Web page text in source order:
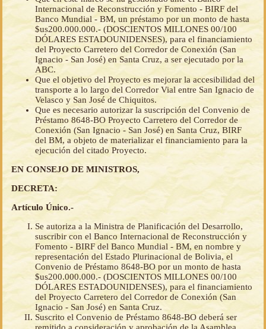
Internacional de Reconstrucción y Fomento - BIRF del
Banco Mundial - BM, un préstamo por un monto de hasta
$us200.000.000.- (DOSCIENTOS MILLONES 00/100
DÓLARES ESTADOUNIDENSES), para el financiamiento
del Proyecto Carretero del Corredor de Conexión (San
Ignacio - San José) en Santa Cruz, a ser ejecutado por la
ABC.
Que el objetivo del Proyecto es mejorar la accesibilidad del
transporte a lo largo del Corredor Vial entre San Ignacio de
Velasco y San José de Chiquitos.
Que es necesario autorizar la suscripción del Convenio de
Préstamo 8648-BO Proyecto Carretero del Corredor de
Conexión (San Ignacio - San José) en Santa Cruz, BIRF
del BM, a objeto de materializar el financiamiento para la
ejecución del citado Proyecto.
EN CONSEJO DE MINISTROS,
DECRETA:
Artículo Único.-
Se autoriza a la Ministra de Planificación del Desarrollo,
suscribir con el Banco Internacional de Reconstrucción y
Fomento - BIRF del Banco Mundial - BM, en nombre y
representación del Estado Plurinacional de Bolivia, el
Convenio de Préstamo 8648-BO por un monto de hasta
$us200.000.000.- (DOSCIENTOS MILLONES 00/100
DÓLARES ESTADOUNIDENSES), para el financiamiento
del Proyecto Carretero del Corredor de Conexión (San
Ignacio - San José) en Santa Cruz.
Suscrito el Convenio de Préstamo 8648-BO deberá ser